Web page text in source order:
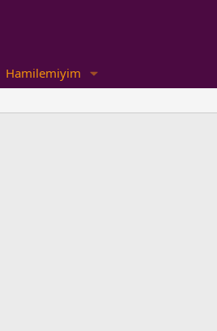
Hamilemiyim